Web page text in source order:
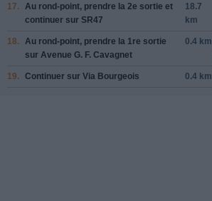
17. Au rond-point, prendre la 2e sortie et
continuer sur SR47
18.7
km
18. Au rond-point, prendre la 1re sortie
sur Avenue G. F. Cavagnet
0.4 km
19. Continuer sur Via Bourgeois 0.4 km